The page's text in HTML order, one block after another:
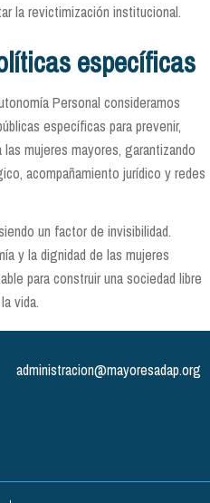
la revictimización institucional.
específicas
Personal consideramos
específicas para prevenir,
mujeres mayores, garantizando
acompañamiento jurídico y redes
un factor de invisibilidad.
y la dignidad de las mujeres
para construir una sociedad libre
vida.
administracion@mayoresadap.org